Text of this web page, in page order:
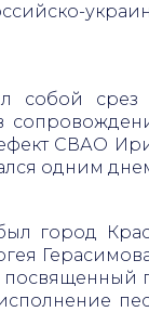
собой
СВАО
одним
город
посвященный